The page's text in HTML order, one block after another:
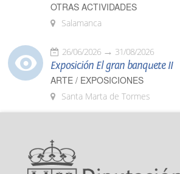
OTRAS ACTIVIDADES
Salamanca
26/06/2026 31/08/2026
Exposición El gran banquete II
ARTE / EXPOSICIONES
Santa Marta de Tormes